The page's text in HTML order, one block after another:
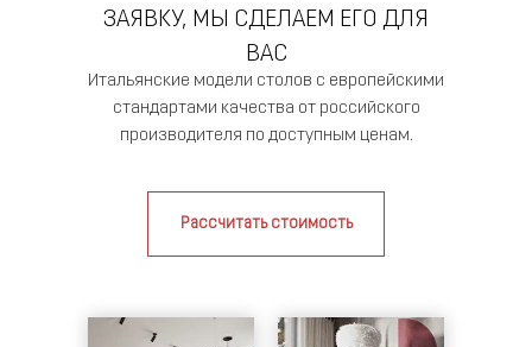
ЗАЯВКУ, МЫ СДЕЛАЕМ ЕГО ДЛЯ
ВАС
Рассчитать стоимость
Итальянские модели столов с европейскими
стандартами качества от российского
производителя по доступным ценам.